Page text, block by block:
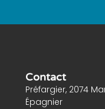
Contact
Préfargier, 2074
Épagnier